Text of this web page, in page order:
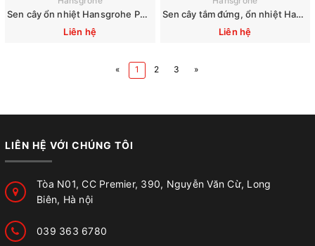
Sen cây ổn nhiệt Hansgrohe Pulsify S Select 400, 2 Jet, 24240000
Liên hệ
Sen cây tắm đứng, ổn nhiệt Hansgrohe Crometta E 240 27271000
Liên hệ
« 1 2 3 »
LIÊN HỆ VỚI CHÚNG TÔI
Tòa N01, CC Premier, 390, Nguyễn Văn Cừ, Long
Biên, Hà nội
039 363 6780